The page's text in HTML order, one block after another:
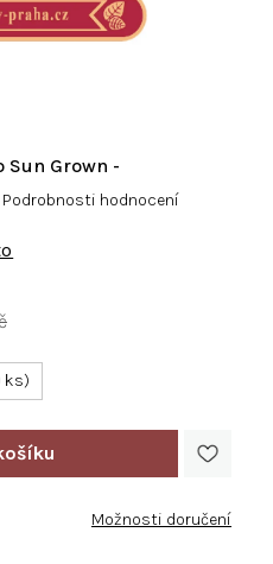
ks)
Možnosti doručení
Sun Grown -
Podrobnosti hodnocení